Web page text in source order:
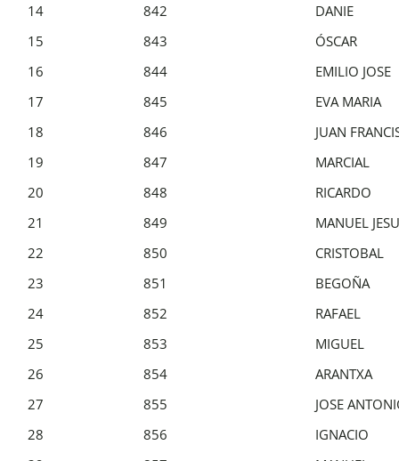
14
842
DANIE
15
843
ÓSCAR
16
844
EMILIO JOSE
17
845
EVA MARIA
18
846
JUAN
19
847
MARCIAL
20
848
RICARDO
21
849
MANUEL
22
850
CRISTOBAL
23
851
BEGOÑA
24
852
RAFAEL
25
853
MIGUEL
26
854
ARANTXA
27
855
JOSE
28
856
IGNACIO